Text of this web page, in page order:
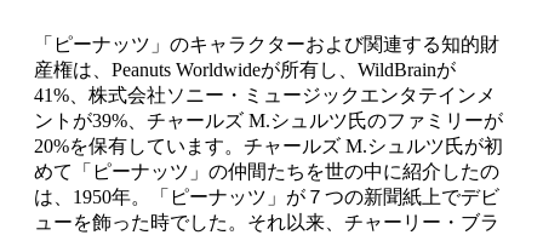
「ピーナッツ」のキャラクターおよび関連する知的財
産権は、Peanuts Worldwideが所有し、WildBrainが
41%、株式会社ソニー・ミュージックエンタテインメ
ントが39%、チャールズ M.シュルツ氏のファミリーが
20%を保有しています。チャールズ M.シュルツ氏が初
めて「ピーナッツ」の仲間たちを世の中に紹介したの
は、1950年。「ピーナッツ」が７つの新聞紙上でデビ
ューを飾った時でした。それ以来、チャーリー・ブラ